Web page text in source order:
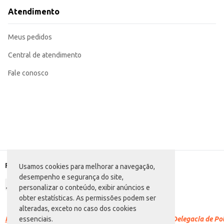
Usamos cookies para melhorar a navegação,
desempenho e segurança do site,
personalizar o conteúdo, exibir anúncios e
obter estatísticas. As permissões podem ser
alteradas, exceto no caso dos cookies
essenciais.
Atendimento
Meus pedidos
Central de atendimento
Fale conosco
Formas de pagamento
Racismo é crime. Denuncie. Disque 100 ou procure a Delegacia de